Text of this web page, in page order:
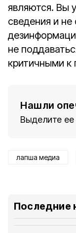
являются. Вы
сведения и не
не
критичными
Нашли
Выделите
лапша медиа
Последние